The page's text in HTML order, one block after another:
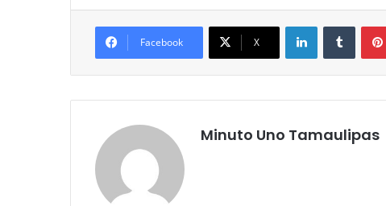
Facebook X
LinkedIn
Minuto Uno Tamaulipas